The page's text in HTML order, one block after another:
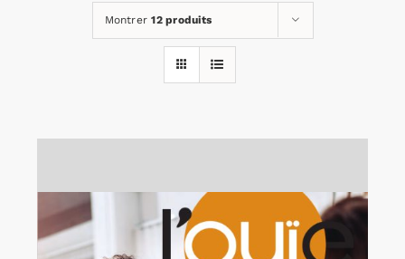
Montrer12 produits